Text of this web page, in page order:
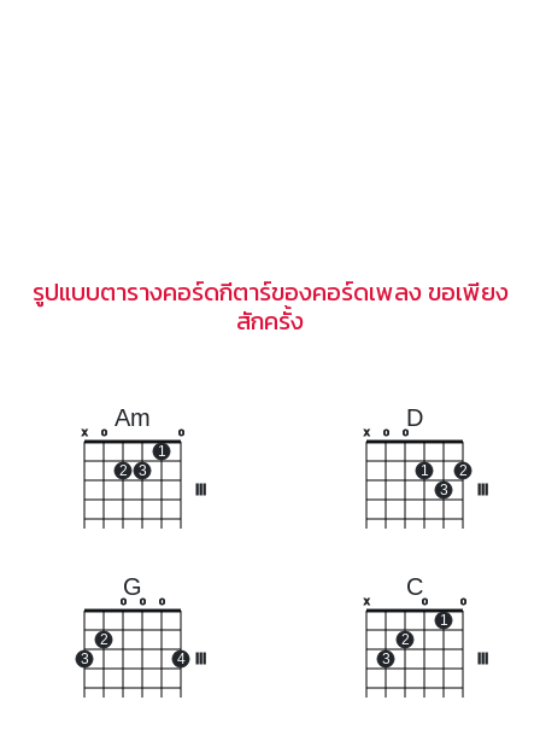
รูปแบบตารางคอร์ดกีตาร์ของคอร์ดเพลง ขอเพียง
สักครั้ง
Am
x o
2 3
1
o
D
x o o
1
3
2
G
3
2
o o o
4
C
x
3
2
o
1
o